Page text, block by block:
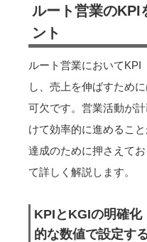
ルート営業のKPI
ント
ルート営業においてKPI
し、売上を伸ばすため
可欠です。営業活動が
けて効率的に進めるこ
達成のために押さえて
て詳しく解説します。
KPIとKGIの明確化
的な数値で設定す